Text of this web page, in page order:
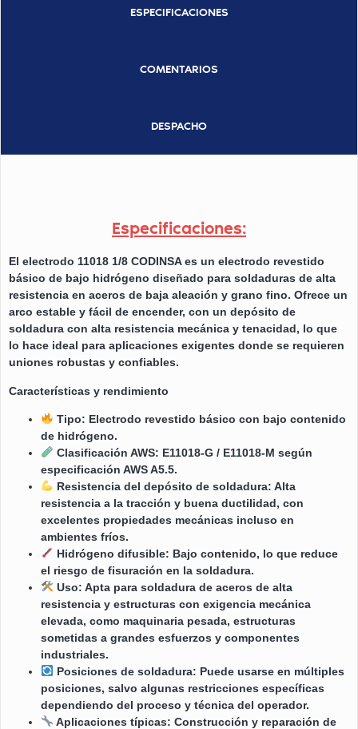
ESPECIFICACIONES
COMENTARIOS
DESPACHO
Especificaciones:
El electrodo 11018 1/8 CODINSA es un electrodo revestido
básico de bajo hidrógeno diseñado para soldaduras de alta
resistencia en aceros de baja aleación y grano fino. Ofrece un
arco estable y fácil de encender, con un depósito de
soldadura con alta resistencia mecánica y tenacidad, lo que
lo hace ideal para aplicaciones exigentes donde se requieren
uniones robustas y confiables.
Características y rendimiento
Tipo: Electrodo revestido básico con bajo contenido
de hidrógeno.
Clasificación AWS: E11018-G / E11018-M según
especificación AWS A5.5.
Resistencia del depósito de soldadura: Alta
resistencia a la tracción y buena ductilidad, con
excelentes propiedades mecánicas incluso en
ambientes fríos.
Hidrógeno difusible: Bajo contenido, lo que reduce
el riesgo de fisuración en la soldadura.
Uso: Apta para soldadura de aceros de alta
resistencia y estructuras con exigencia mecánica
elevada, como maquinaria pesada, estructuras
sometidas a grandes esfuerzos y componentes
industriales.
Posiciones de soldadura: Puede usarse en múltiples
posiciones, salvo algunas restricciones específicas
dependiendo del proceso y técnica del operador.
Aplicaciones típicas: Construcción y reparación de